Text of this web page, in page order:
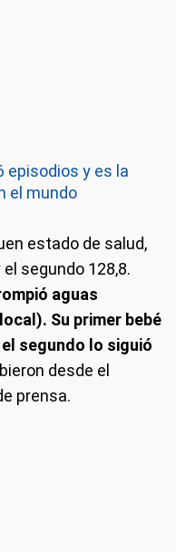
episodios y es la
el mundo
estado de salud,
segundo 128,8.
aguas
Su primer bebé
segundo lo siguió
desde el
prensa.